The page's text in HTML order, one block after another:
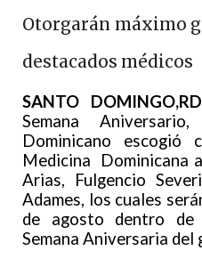
Otorgarán máximo
destacados médicos
SANTO
Semana
Dominicano escogió
Medicina Dominicana
Arias, Fulgencio
Adames, los cuales
de agosto dentro
Semana Aniversaria del